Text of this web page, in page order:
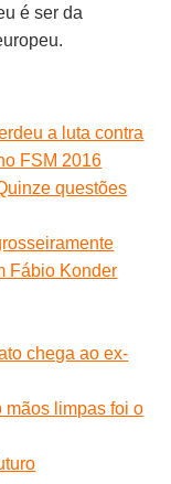
é ser da
a luta contra
FSM 2016
questões
Fábio Konder
chega ao ex-
mãos limpas foi o